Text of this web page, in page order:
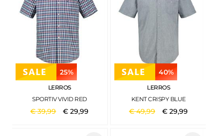
25%
LERROS
SPORTIV VIVID RED
€39,99 €29,99
40%
LERROS
KENT CRISPY BLUE
€49,99 €29,99